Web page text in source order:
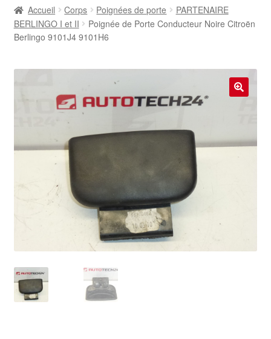
Contact
Livraison internationale
Paiements
Politique de confidentialité
Procédure de Réclamation
Accueil Corps Poignées de porte
PARTENAIRE
BERLINGO I et II
Poignée de Porte Conducteur Noire Citroën
Berlingo 9101J4 9101H6